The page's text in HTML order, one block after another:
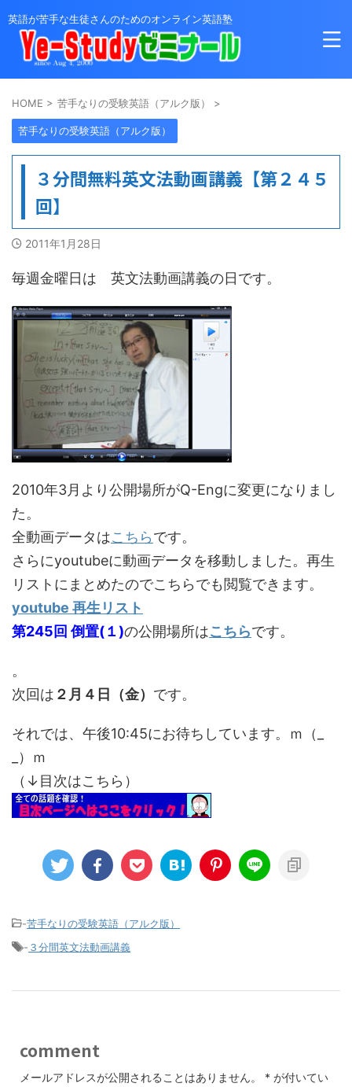
英語が苦手な生徒さんのためのオンライン英語塾
HOME > 苦手なりの受験英語（アルク版） >
苦手なりの受験英語（アルク版）
３分間無料英文法動画講義【第２４５
回】
2011年1月28日
毎週金曜日は 英文法動画講義の日です。
2010年3月より公開場所がQ-Engに変更になりまし
た。
全動画データはこちらです。
さらにyoutubeに動画データを移動しました。再生
リストにまとめたのでこちらでも閲覧できます。
youtube 再生リスト
第245回 倒置(１)の公開場所はこちらです。
。
次回は ２月４日（金） です。
それでは、午後10:45にお待ちしています。ｍ（_
_）ｍ
（↓目次はこちら）
-苦手なりの受験英語（アルク版）
- ３分間英文法動画講義
comment
メールアドレスが公開されることはありません。 * が付いてい